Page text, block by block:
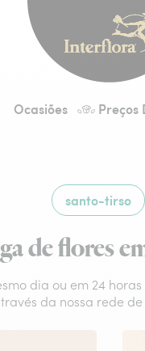
Ocasiões Preços
santo-tirso
de flores
dia ou em 24
da nossa rede